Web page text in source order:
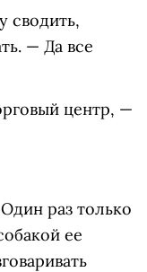
сводить,
— Да все
центр, —
раз только
ее